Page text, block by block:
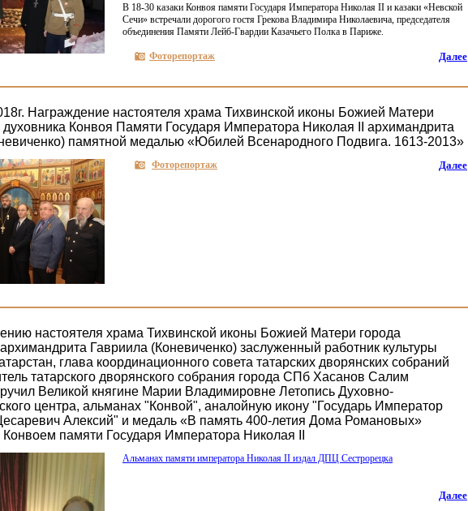
В 18-30 казаки Конвоя памяти Государя Императора Николая II и казаки «Невской
Сечи» встречали дорогого гостя Грекова Владимира Николаевича, председателя
объединения Памяти Лейб-Гвардии Казачьего Полка в Париже.
Далее
Фоторепортаж
Награждение настоятеля храма Тихвинской иконы Божией Матери
духовника Конвоя Памяти Государя Императора Николая II архимандрита
памятной медалью «Юбилей Всенародного Подвига. 1613-2013»
Далее
Фоторепортаж
настоятеля храма Тихвинской иконы Божией Матери города
Гавриила (Коневиченко) заслуженный работник культуры
глава координационного совета татарских дворянских собраний
татарского дворянского собрания города СПб Хасанов Салим
Великой княгине Марии Владимировне Летопись Духовно-
центра, альманах "Конвой", аналойную икону "Государь Император
Алексий" и медаль «В память 400-летия Дома Романовых»
памяти Государя Императора Николая II
Альманах памяти императора Николая II издал ДПЦ Сестрорецка
Далее